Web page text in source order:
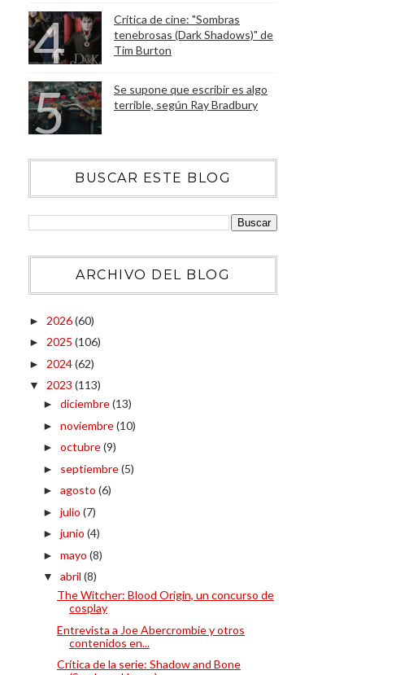
Crítica de cine: "Sombras
tenebrosas (Dark Shadows)" de
Tim Burton
Se supone que escribir es algo
terrible, según Ray Bradbury
BUSCAR ESTE BLOG
ARCHIVO DEL BLOG
► 2026(60)
► 2025 (106)
► 2024(62)
▼ 2023 (113)
► diciembre(13)
► noviembre(10)
► octubre(9)
► septiembre(5)
► agosto (6)
► julio (7)
► junio (4)
► mayo (8)
▼ abril (8)
The Witcher: Blood Origin, un concurso de
cosplay
Entrevista a Joe Abercrombie y otros
contenidos en...
Crítica de la serie: Shadow and Bone